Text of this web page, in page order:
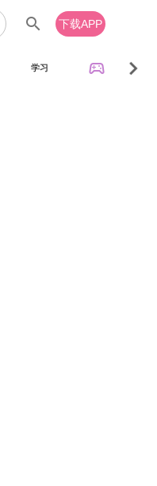
search 下载APP
学习 sports_esports chevron_right